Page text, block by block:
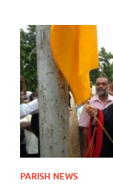
PARISH NEWS